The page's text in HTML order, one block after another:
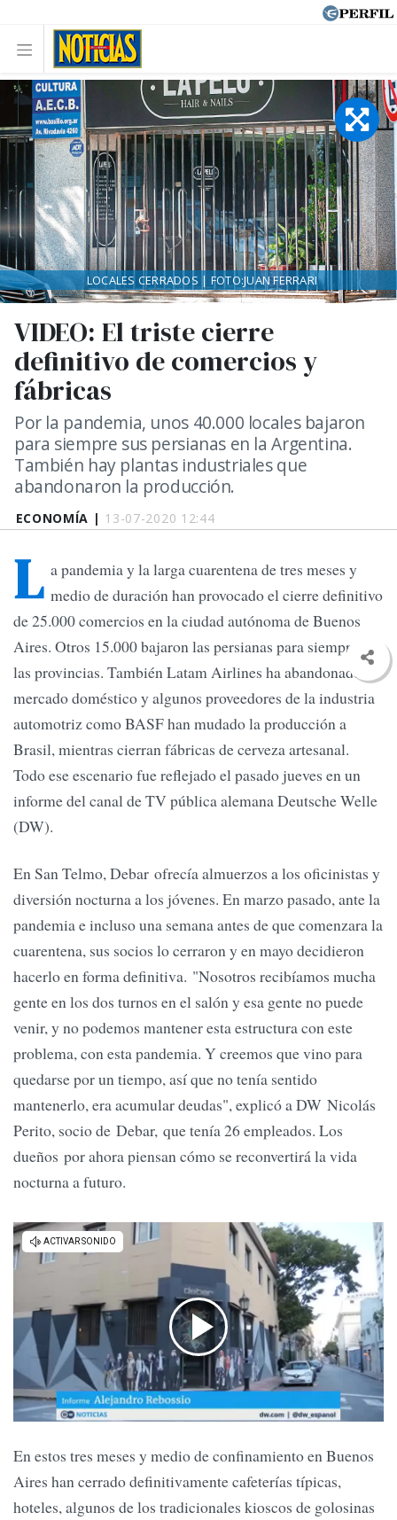
ECONOMÍA | 13-07-2020 12:44
VIDEO: El triste cierre
definitivo de comercios y
fábricas
Por la pandemia, unos 40.000 locales bajaron
para siempre sus persianas en la Argentina.
También hay plantas industriales que
abandonaron la producción.
LOCALES CERRADOS | FOTO:JUAN FERRARI
L a pandemia y la larga cuarentena de tres meses y
medio de duración han provocado el cierre definitivo
de 25.000 comercios en la ciudad autónoma de Buenos
Aires. Otros 15.000 bajaron las persianas para siempre en
las provincias. También Latam Airlines ha abandonado el
mercado doméstico y algunos proveedores de la industria
automotriz como BASF han mudado la producción a
Brasil, mientras cierran fábricas de cerveza artesanal.
Todo ese escenario fue reflejado el pasado jueves en un
informe del canal de TV pública alemana Deutsche Welle
(DW).
En San Telmo, Debar ofrecía almuerzos a los oficinistas y
diversión nocturna a los jóvenes. En marzo pasado, ante la
pandemia e incluso una semana antes de que comenzara la
cuarentena, sus socios lo cerraron y en mayo decidieron
hacerlo en forma definitiva. "Nosotros recibíamos mucha
gente en los dos turnos en el salón y esa gente no puede
venir, y no podemos mantener esta estructura con este
problema, con esta pandemia. Y creemos que vino para
quedarse por un tiempo, así que no tenía sentido
mantenerlo, era acumular deudas", explicó a DW Nicolás
Perito, socio de Debar, que tenía 26 empleados. Los
dueños por ahora piensan cómo se reconvertirá la vida
nocturna a futuro.
En estos tres meses y medio de confinamiento en Buenos
Aires han cerrado definitivamente cafeterías típicas,
hoteles, algunos de los tradicionales kioscos de golosinas